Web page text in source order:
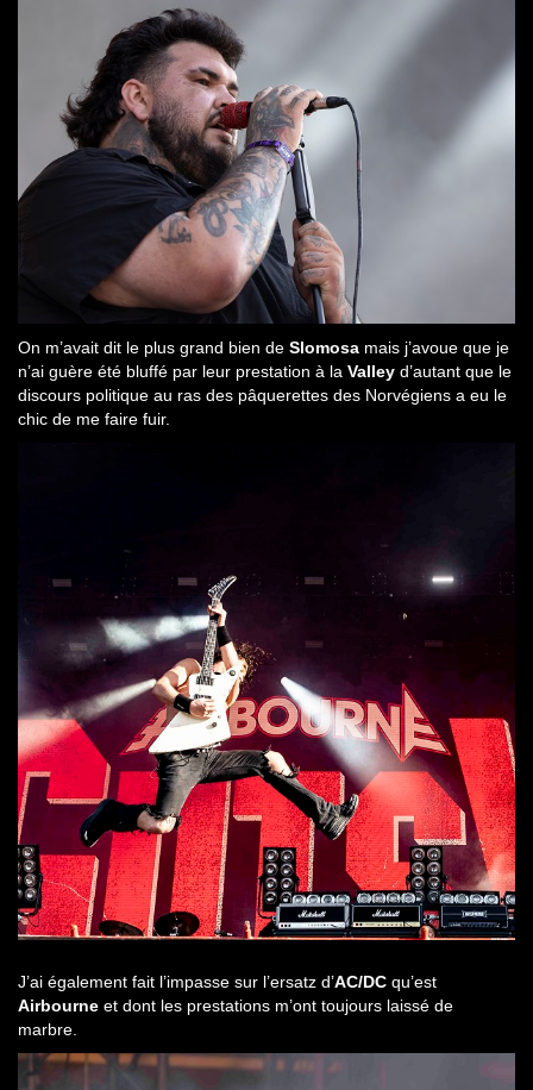
On m’avait dit le plus grand bien de Slomosa mais j’avoue que je
n’ai guère été bluffé par leur prestation à la Valley d’autant que le
discours politique au ras des pâquerettes des Norvégiens a eu le
chic de me faire fuir.
J’ai également fait l’impasse sur l’ersatz d’AC/DC qu’est
Airbourne et dont les prestations m’ont toujours laissé de
marbre.